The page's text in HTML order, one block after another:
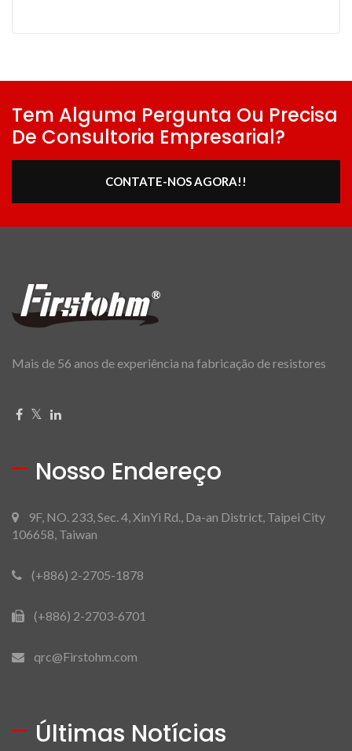
Tem Alguma Pergunta Ou Precisa
De Consultoria Empresarial?
CONTATE-NOS AGORA!!
Mais de 56 anos de experiência na fabricação de resistores
Nosso Endereço
9F, NO. 233, Sec. 4, XinYi Rd., Da-an District, Taipei City
106658, Taiwan
(+886) 2-2705-1878
(+886) 2-2703-6701
qrc@Firstohm.com
Últimas Notícias